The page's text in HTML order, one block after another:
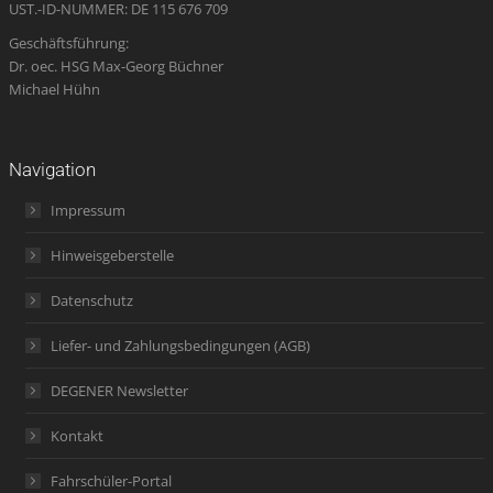
UST.-ID-NUMMER: DE 115 676 709
Geschäftsführung:
Dr. oec. HSG Max-Georg Büchner
Michael Hühn
Navigation
Impressum
Hinweisgeberstelle
Datenschutz
Liefer- und Zahlungsbedingungen (AGB)
DEGENER Newsletter
Kontakt
Fahrschüler-Portal